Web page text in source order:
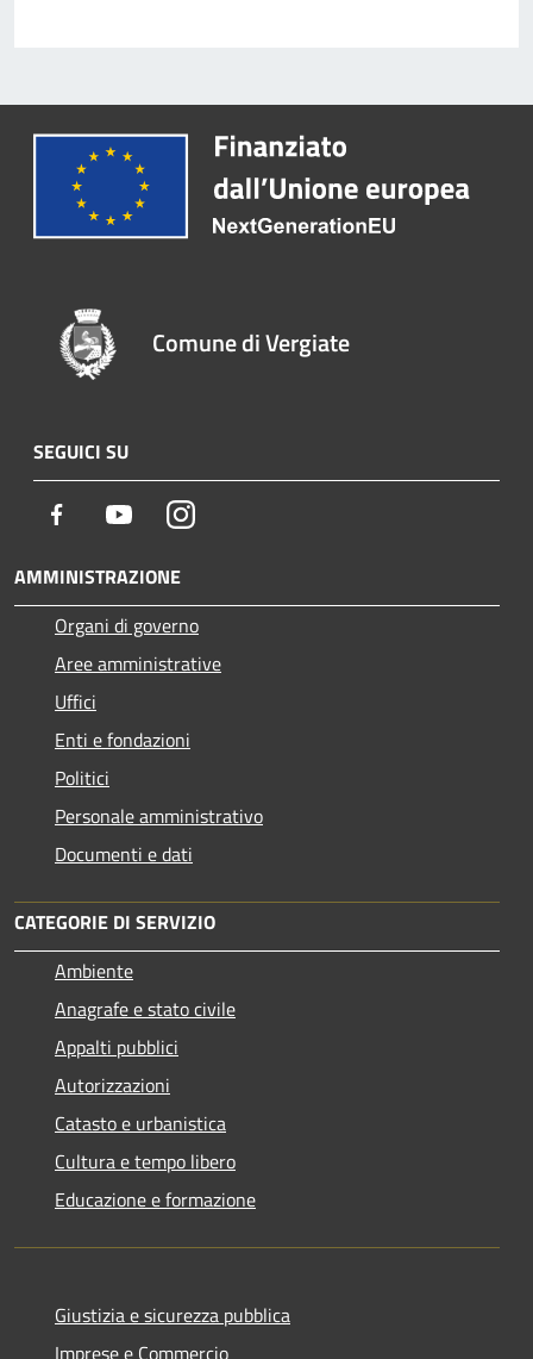
Comune di Vergiate
SEGUICI SU
Facebook YoutubeInstagram
AMMINISTRAZIONE
Organi di governo
Aree amministrative
Uffici
Enti e fondazioni
Politici
Personale amministrativo
Documenti e dati
CATEGORIE DI SERVIZIO
Ambiente
Anagrafe e stato civile
Appalti pubblici
Autorizzazioni
Catasto e urbanistica
Cultura e tempo libero
Educazione e formazione
Giustizia e sicurezza pubblica
Imprese e Commercio